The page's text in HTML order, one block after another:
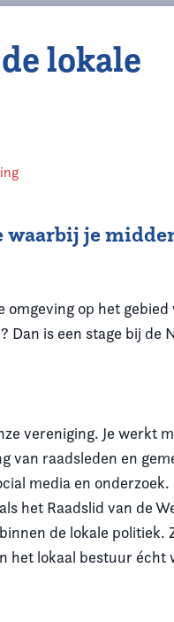
lokale
waarbij je
op het gebied
is een stage bij de
vereniging. Je werkt
van raadsleden en
media en
het Raadslid van de
de lokale politiek.
het lokaal bestuur écht